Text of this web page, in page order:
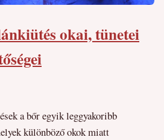
okai, tünetei
a bőr egyik leggyakoribb
különböző okok miatt